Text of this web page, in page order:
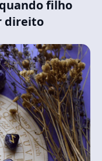
filho
direito